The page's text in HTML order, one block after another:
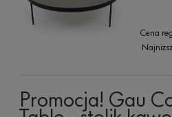
Cena
Promocja! Gau